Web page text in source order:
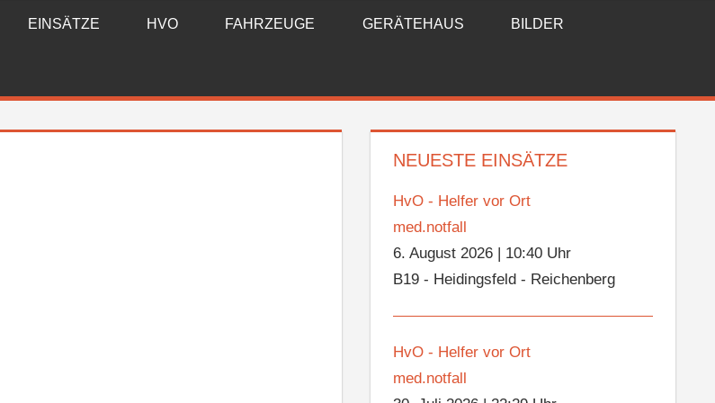
EINSÄTZE HVO FAHRZEUGE GERÄTEHAUS BILDER
NEUESTE EINSÄTZE
HvO - Helfer vor Ort
med.notfall
6. August 2026
10:40 Uhr
B19 - Heidingsfeld - Reichenberg
HvO - Helfer vor Ort
med.notfall